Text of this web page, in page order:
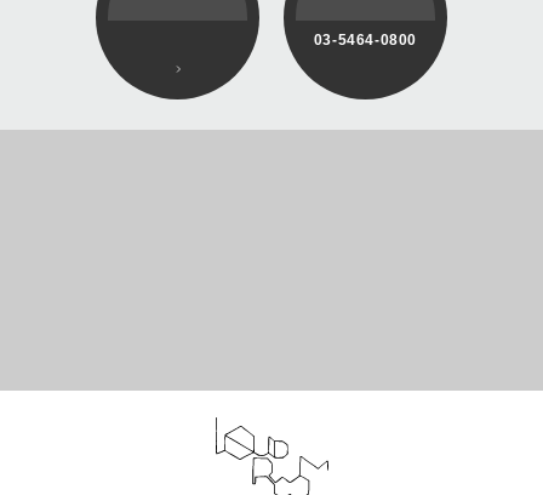
03-5464-0800